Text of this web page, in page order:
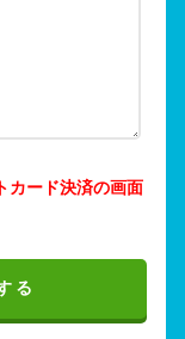
カード決済の画面
る